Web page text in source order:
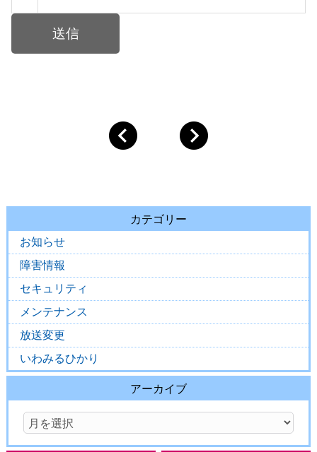
カテゴリー
お知らせ
障害情報
セキュリティ
メンテナンス
放送変更
いわみるひかり
アーカイブ